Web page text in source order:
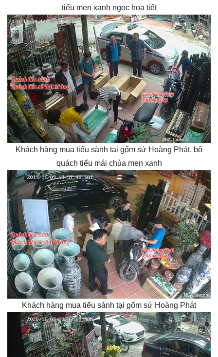
tiểu men xanh ngọc họa tiết
Khách hàng mua tiểu sành tại gốm sứ Hoàng Phát, bộ
quách tiểu mái chùa men xanh
Khách hàng mua tiểu sành tại gốm sứ Hoàng Phát